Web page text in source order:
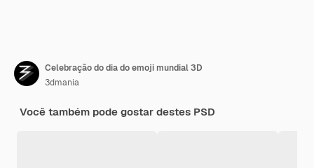
Celebração do dia do emoji mundial 3D
3dmania
Você também pode gostar destes PSD